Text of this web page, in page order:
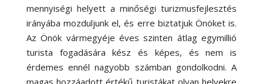
mennyiségi helyett a minőségi turizmusfejlesztés
irányába mozduljunk el, és erre biztatjuk Önöket is.
Az Önök vármegyéje éves szinten átlag egymillió
turista fogadására kész és képes, és nem is
érdemes ennél nagyobb számban gondolkodni. A
magas hozzáadott értékű turistákat olyan helyekre